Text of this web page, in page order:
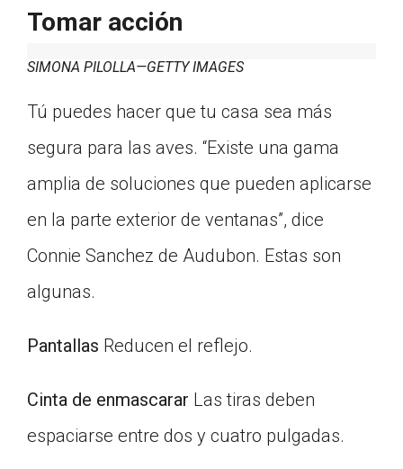
Tomar acción
SIMONA PILOLLA—GETTY IMAGES
Tú puedes hacer que tu casa sea más
segura para las aves. “Existe una gama
amplia de soluciones que pueden aplicarse
en la parte exterior de ventanas”, dice
Connie Sanchez de Audubon. Estas son
algunas.
Pantallas Reducen el reflejo.
Cinta de enmascarar Las tiras deben
espaciarse entre dos y cuatro pulgadas.